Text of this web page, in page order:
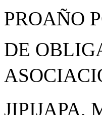
PROAÑO
DE
JIPIJAPA,